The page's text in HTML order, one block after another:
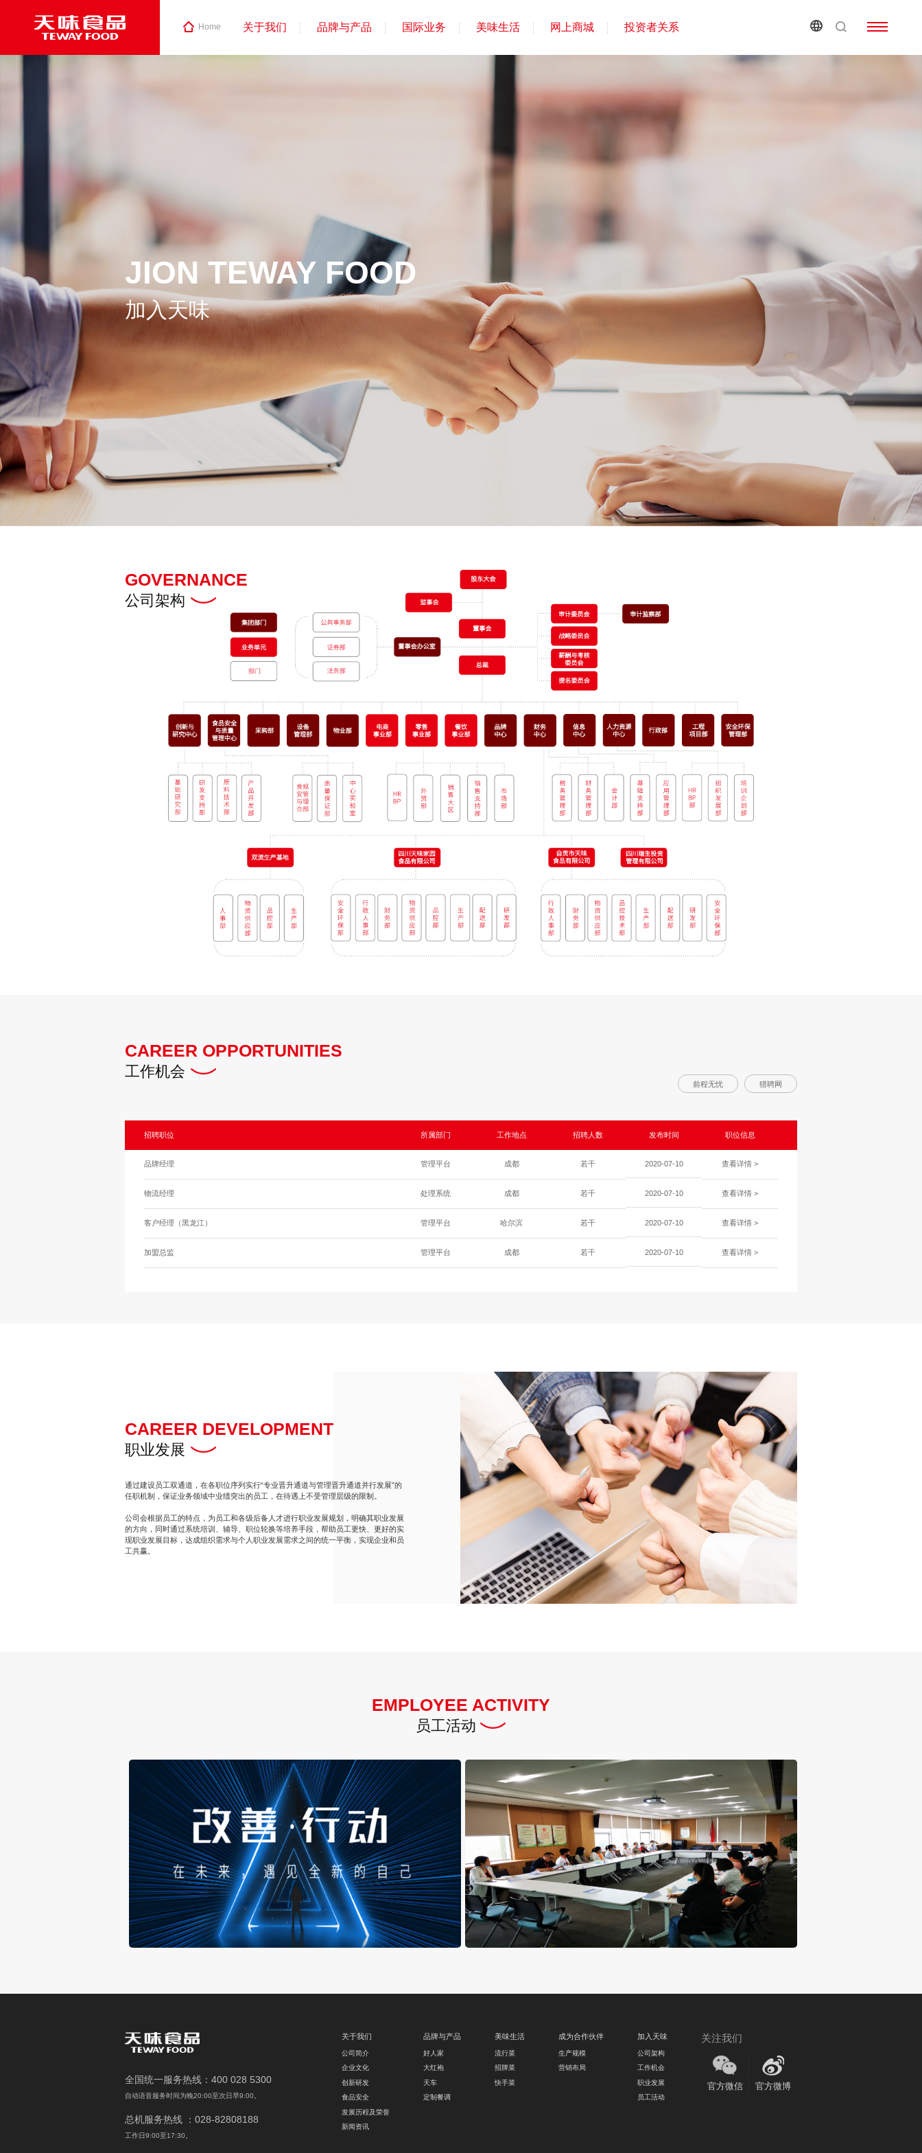
Home 关于我们 品牌与产品 国际业务 美味生活 网上商城 投资者关系
JION TEWAY FOOD
加入天味
GOVERNANCE
公司架构
CAREER OPPORTUNITIES
工作机会
前程无忧 猎聘网
招聘职位 所属部门 工作地点 招聘人数 发布时间 职位信息
品牌经理 管理平台 成都 若干 2020-07-10 查看详情 >
物流经理 处理系统 成都 若干 2020-07-10 查看详情 >
客户经理（黑龙江） 管理平台 哈尔滨 若干 2020-07-10 查看详情 >
加盟总监 管理平台 成都 若干 2020-07-10 查看详情 >
CAREER DEVELOPMENT
职业发展
通过建设员工双通道，在各职位序列实行“专业晋升通道与管理晋升通道并行发展”的
任职机制，保证业务领域中业绩突出的员工，在待遇上不受管理层级的限制。
公司会根据员工的特点，为员工和各级后备人才进行职业发展规划，明确其职业发展
的方向，同时通过系统培训、辅导、职位轮换等培养手段，帮助员工更快、更好的实
现职业发展目标，达成组织需求与个人职业发展需求之间的统一平衡，实现企业和员
工共赢。
EMPLOYEE ACTIVITY
员工活动
全国统一服务热线：400 028 5300
自动语音服务时间为晚20:00至次日早9:00。
总机服务热线 ：028-82808188
工作日9:00至17:30。
关注我们
官方微信 官方微博
关于我们
公司简介
企业文化
创新研发
食品安全
发展历程及荣誉
新闻资讯
品牌与产品
好人家
大红袍
天车
定制餐调
美味生活
流行菜
招牌菜
快手菜
成为合作伙伴
生产规模
营销布局
加入天味
公司架构
工作机会
职业发展
员工活动